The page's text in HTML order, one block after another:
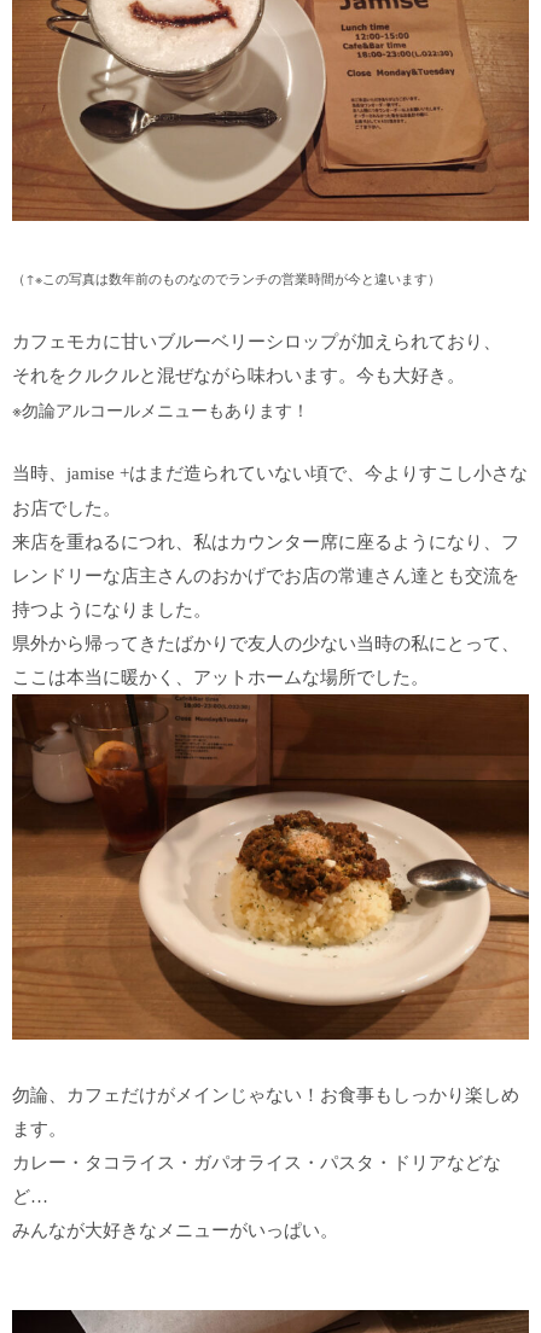
（↑※この写真は数年前のものなのでランチの営業時間が今と違います）
カフェモカに甘いブルーベリーシロップが加えられており、
それをクルクルと混ぜながら味わいます。今も大好き。
※勿論アルコールメニューもあります！
当時、jamise +はまだ造られていない頃で、 今よりすこし小さな
お店でした。
来店を重ねるにつれ、私はカウンター席に座るようになり、フ
レンドリーな店主さんのおかげでお店の常連さん達とも交流を
持つようになりました。
県外から帰ってきたばかりで友人の少ない当時の私にとって、
ここは本当に暖かく、アットホームな場所でした。
勿論、カフェだけがメインじゃない！お食事もしっかり楽しめ
ます。
カレー・タコライス・ガパオライス・パスタ・ドリアなどな
ど…
みんなが大好きなメニューがいっぱい。